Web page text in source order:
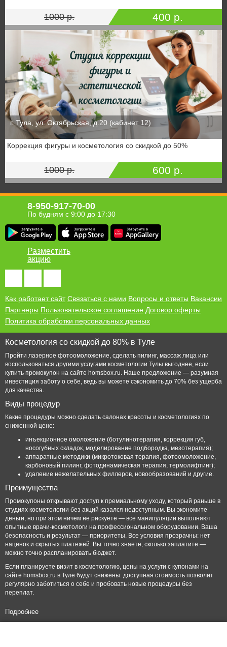
1000 р. 400 р.
г. Тула, ул. Октябрьская, д.20 (кабинет 12)
Коррекция фигуры и косметология со скидкой до 50%
1000 р. 600 р.
8-950-917-70-00
По будням с 9:00 до 17:30
Разместить
акцию
Как работает сайт Связаться с нами Вопросы и ответы Вакансии
Партнеры Пользовательское соглашение Договор оферты
Политика обработки персональных данных
Косметология со скидкой до 80% в Туле
Пройти лазерное фотоомоложение, сделать пилинг, массаж лица или
воспользоваться другими услугами косметологии Тулы выгоднее, если
купить промокупон на сайте homsbox.ru. Наше предложение — разумная
инвестиция заботу о себе, ведь вы можете сэкономить до 70% без ущерба
для качества.
Виды процедур
Какие процедуры можно сделать салонах красоты и косметологиях по
сниженной цене:
инъекционное омоложение (ботулинотерапия, коррекция губ,
носогубных складок, моделирование подбородка, мезотерапия);
аппаратные методики (микротоковая терапия, фотоомоложение,
карбоновый пилинг, фотодинамическая терапия, термолифтинг);
удаление нежелательных филлеров, новообразований и другие.
Преимущества
Промокупоны открывают доступ к премиальному уходу, который раньше в
студиях косметологии без акций казался недоступным. Вы экономите
деньги, но при этом ничем не рискуете — все манипуляции выполняют
опытные врачи-косметологи на профессиональном оборудовании. Ваша
безопасность и результат — приоритеты. Все условия прозрачны: нет
наценок и скрытых платежей. Вы точно знаете, сколько заплатите —
можно точно распланировать бюджет.
Если планируете визит в косметологию, цены на услуги с купонами на
сайте homsbox.ru в Туле будут снижены: доступная стоимость позволит
регулярно заботиться о себе и пробовать новые процедуры без
переплат.
Подробнее